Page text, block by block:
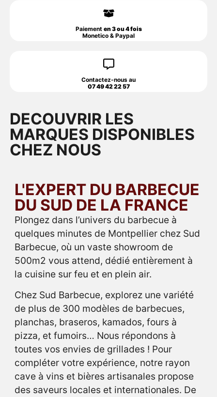
Paiement en 3 ou 4 fois
Monetico & Paypal
Contactez-nous au
07 49 42 22 57
DECOUVRIR LES
MARQUES DISPONIBLES
CHEZ NOUS
L'EXPERT DU BARBECUE
DU SUD DE LA FRANCE
Plongez dans l’univers du barbecue à
quelques minutes de Montpellier chez Sud
Barbecue, où un vaste showroom de
500m2 vous attend, dédié entièrement à
la cuisine sur feu et en plein air.
Chez Sud Barbecue, explorez une variété
de plus de 300 modèles de barbecues,
planchas, braseros, kamados, fours à
pizza, et fumoirs… Nous répondons à
toutes vos envies de grillades ! Pour
compléter votre expérience, notre rayon
cave à vins et bières artisanales propose
des saveurs locales et internationales. De